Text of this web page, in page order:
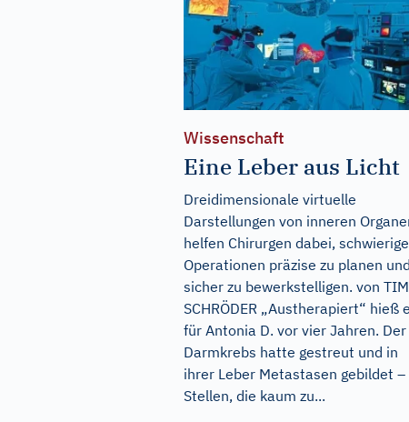
Wissenschaft
Eine Leber aus Licht
Dreidimensionale virtuelle
Darstellungen von inneren
helfen Chirurgen dabei, schwierige
Operationen präzise zu planen und
sicher zu bewerkstelligen. von TIM
SCHRÖDER „Austherapiert“ hieß
für Antonia D. vor vier Jahren. Der
Darmkrebs hatte gestreut und in
ihrer Leber Metastasen gebildet –
Stellen, die kaum zu...